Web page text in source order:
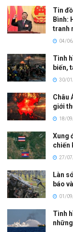
Tin
Bình:
tranh
04/
Tình
biến,
30/
Châu
giới
18/
Xung
chiến
27/
Làn
báo
01/
Tình